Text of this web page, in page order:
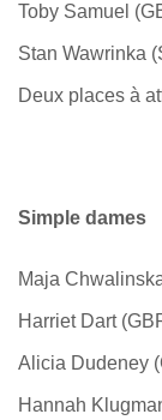
Toby Samuel
Stan Wawrinka
Deux places à
Simple dames
Maja
Harriet Dart
Alicia Dudeney
Hannah